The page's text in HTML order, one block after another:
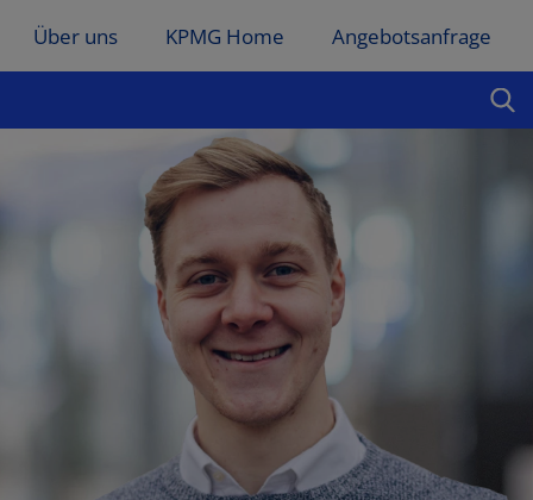
Über uns KPMG Home Angebotsanfrage